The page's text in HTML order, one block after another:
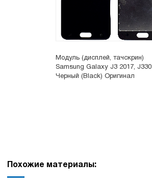
Модуль (дисплей, тачскрин)
Samsung Galaxy J3 2017, J330
Черный (Black) Оригинал
Похожие материалы: